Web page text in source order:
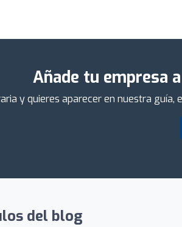
Añade tu empresa
y quieres aparecer en nuestra
del blog